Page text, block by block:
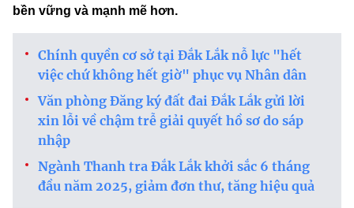
bền vững và mạnh mẽ hơn.
Chính quyền cơ sở tại Đắk Lắk nỗ lực "hết
việc chứ không hết giờ" phục vụ Nhân dân
Văn phòng Đăng ký đất đai Đắk Lắk gửi lời
xin lỗi về chậm trễ giải quyết hồ sơ do sáp
nhập
Ngành Thanh tra Đắk Lắk khởi sắc 6 tháng
đầu năm 2025, giảm đơn thư, tăng hiệu quả